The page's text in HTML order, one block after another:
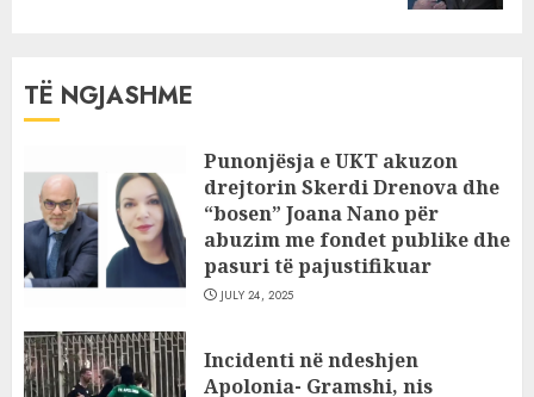
TË NGJASHME
Punonjësja e UKT akuzon
drejtorin Skerdi Drenova dhe
“bosen” Joana Nano për
abuzim me fondet publike dhe
pasuri të pajustifikuar
JULY 24, 2025
Incidenti në ndeshjen
Apolonia- Gramshi, nis